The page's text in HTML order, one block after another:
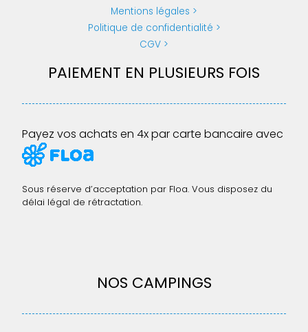
Mentions légales
Politique de confidentialité
CGV
PAIEMENT EN PLUSIEURS FOIS
Payez vos achats en 4x par carte bancaire avec
Sous réserve d’acceptation par Floa. Vous disposez du
délai légal de rétractation.
NOS CAMPINGS